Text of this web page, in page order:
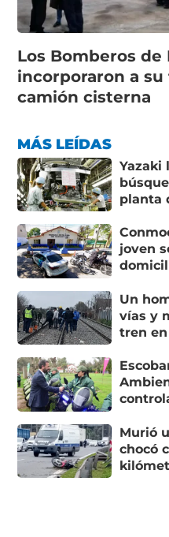
Los Bomberos de
incorporaron a
camión cisterna
MÁS LEÍDAS
Yazaki
planta
joven
Un
vías y
tren
Murió
chocó